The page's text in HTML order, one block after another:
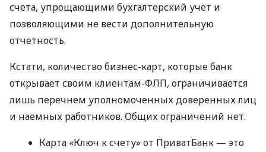
счета, упрощающими бухгалтерский учет и
позволяющими не вести дополнительную
отчетность.
Кстати, количество бизнес-карт, которые банк
открывает своим клиентам-ФЛП, ограничивается
лишь перечнем уполномоченных доверенных лиц
и наемных работников. Общих ограничений нет.
Карта «Ключ к счету» от ПриватБанк — это